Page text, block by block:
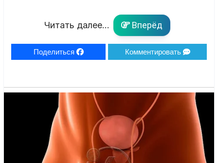
Читать далее... Вперёд
Поделиться Комментировать